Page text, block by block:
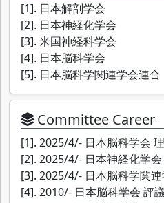
[1]. 日本解剖学会
[2]. 日本神経化学会
[3]. 米国神経科学会
[4]. 日本脳科学会
[5]. 日本脳科学関連学会連合
Committee Career
[1]. 2025/4/- 日本脳科学会
[2]. 2025/4/- 日本神経化学会
[3]. 2025/4/- 日本脳科学関
[4]. 2010/- 日本脳科学会 評